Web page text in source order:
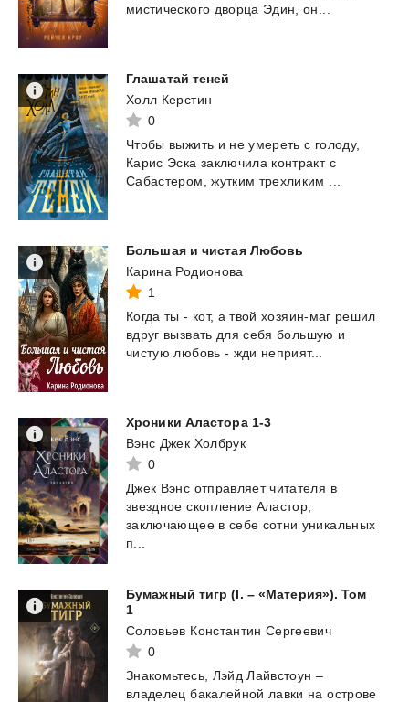
мистического дворца Эдин, он...
Глашатай теней
Холл Керстин
0
Чтобы выжить и не умереть с голоду,
Карис Эска заключила контракт с
Сабастером,
жутким трехликим
Большая и чистая Любовь
Карина Родионова
1
Когда ты - кот, а твой хозяин-маг решил
вдруг вызвать для себя большую и
чистую любовь - жди неприят...
Хроники Аластора 1-3
Вэнс Джек Холбрук
0
Джек Вэнс отправляет читателя в
звездное скопление Аластор,
заключающее в себе сотни уникальных
п...
Бумажный тигр (I. – «Материя»). Том
1
Соловьев Константин Сергеевич
0
Знакомьтесь, Лэйд Лайвстоун –
владелец бакалейной лавки на острове